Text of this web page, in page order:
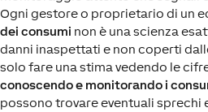
Ogni gestore o proprietario di un
dei consumi non è una scienza
danni inaspettati e non coperti
solo fare una stima vedendo le
conoscendo e monitorando i
possono trovare eventuali